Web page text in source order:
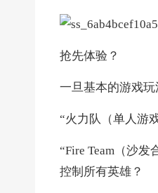
抢先体验？
一旦基本的游戏
“火力队（单人游
“Fire Team（沙
控制所有英雄？